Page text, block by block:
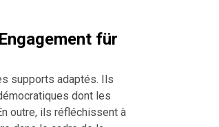
für
supports adaptés. Ils
dont les
outre, ils réfléchissent à